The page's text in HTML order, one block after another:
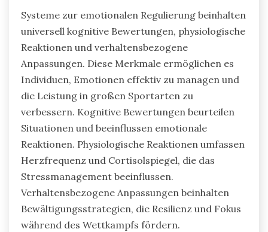
Systeme zur emotionalen Regulierung beinhalten
universell kognitive Bewertungen, physiologische
Reaktionen und verhaltensbezogene
Anpassungen. Diese Merkmale ermöglichen es
Individuen, Emotionen effektiv zu managen und
die Leistung in großen Sportarten zu
verbessern. Kognitive Bewertungen beurteilen
Situationen und beeinflussen emotionale
Reaktionen. Physiologische Reaktionen umfassen
Herzfrequenz und Cortisolspiegel, die das
Stressmanagement beeinflussen.
Verhaltensbezogene Anpassungen beinhalten
Bewältigungsstrategien, die Resilienz und Fokus
während des Wettkampfs fördern.